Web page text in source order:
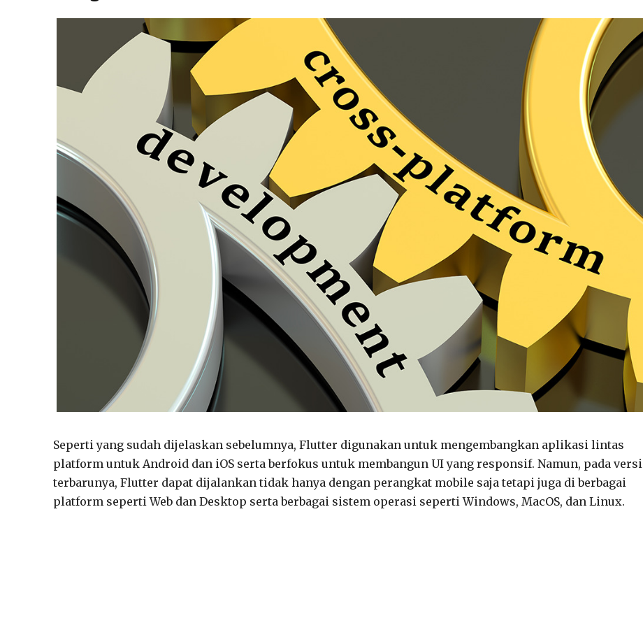
Seperti yang sudah dijelaskan sebelumnya, Flutter digunakan untuk mengembangkan aplikasi lintas
platform untuk Android dan iOS serta berfokus untuk membangun UI yang responsif. Namun, pada versi
terbarunya, Flutter dapat dijalankan tidak hanya dengan perangkat mobile saja tetapi juga di berbagai
platform seperti Web dan Desktop serta berbagai sistem operasi seperti Windows, MacOS, dan Linux.